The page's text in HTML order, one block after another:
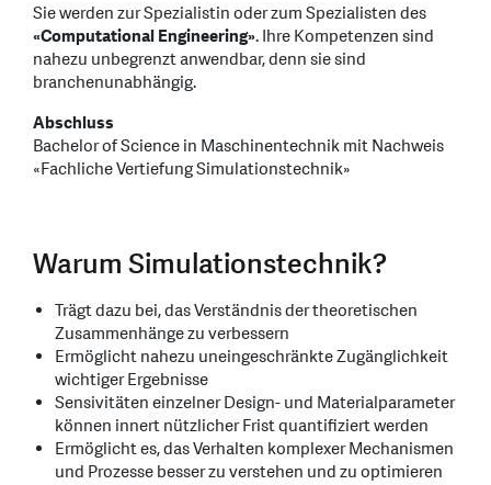
Sie werden zur Spezialistin oder zum Spezialisten des
«Computational Engineering». Ihre Kompetenzen sind
nahezu unbegrenzt anwendbar, denn sie sind
branchenunabhängig.
Abschluss
Bachelor of Science in Maschinentechnik mit Nachweis
«Fachliche Vertiefung Simulationstechnik»
Warum Simulationstechnik?
Trägt dazu bei, das Verständnis der theoretischen
Zusammenhänge zu verbessern
Ermöglicht nahezu uneingeschränkte Zugänglichkeit
wichtiger Ergebnisse
Sensivitäten einzelner Design- und Materialparameter
können innert nützlicher Frist quantifiziert werden
Ermöglicht es, das Verhalten komplexer Mechanismen
und Prozesse besser zu verstehen und zu optimieren